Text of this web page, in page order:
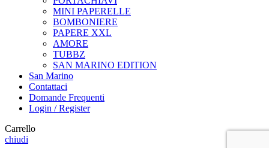
MINI PAPERELLE
BOMBONIERE
PAPERE XXL
AMORE
TUBBZ
SAN MARINO EDITION
San Marino
Contattaci
Domande Frequenti
Login / Register
Carrello
chiudi